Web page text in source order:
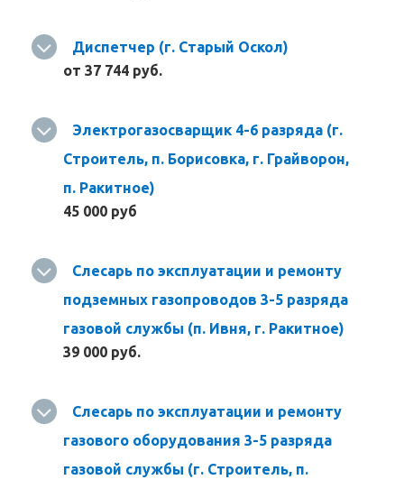
Диспетчер (г. Старый Оскол)
от 37 744 руб.
Электрогазосварщик 4-6 разряда (г.
Строитель, п. Борисовка, г. Грайворон,
п. Ракитное)
45 000 руб
Слесарь по эксплуатации и ремонту
подземных газопроводов 3-5 разряда
газовой службы (п. Ивня, г. Ракитное)
39 000 руб.
Слесарь по эксплуатации и ремонту
газового оборудования 3-5 разряда
газовой службы (г. Строитель, п.